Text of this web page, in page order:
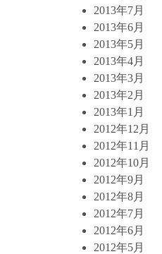
2013年7月
2013年6月
2013年5月
2013年4月
2013年3月
2013年2月
2013年1月
2012年12月
2012年11月
2012年10月
2012年9月
2012年8月
2012年7月
2012年6月
2012年5月